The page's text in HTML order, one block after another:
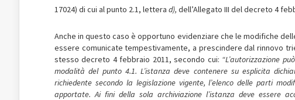
17024) di cui al punto 2.1, lettera d), dell’Allegato III del decreto 4
Anche in questo caso è opportuno evidenziare che le modifiche
essere comunicate tempestivamente, a prescindere dal rinnovo
stesso decreto 4 febbraio 2011, secondo cui: “L’autorizzazione
modalità del punto 4.1. L’istanza deve contenere su esplicita
richiedente secondo la legislazione vigente, l’elenco delle parti
apportate. Ai fini della sola archiviazione l’istanza deve essere